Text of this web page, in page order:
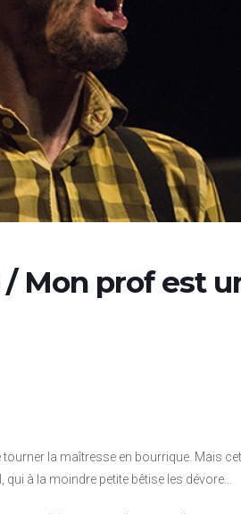
Mon prof est
la maîtresse en bourrique. Mais
à la moindre petite bêtise les dévore…